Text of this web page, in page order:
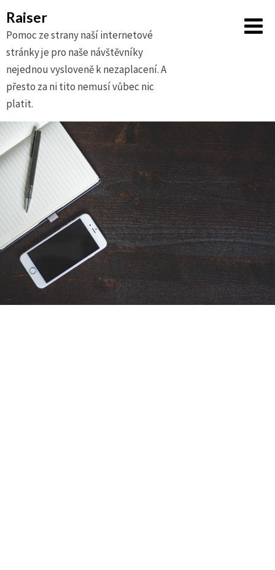
Raiser
Pomoc ze strany naší internetové
stránky je pro naše návštěvníky
nejednou vysloveně k nezaplacení. A
přesto za ni tito nemusí vůbec nic
platit.
Skip
to
content